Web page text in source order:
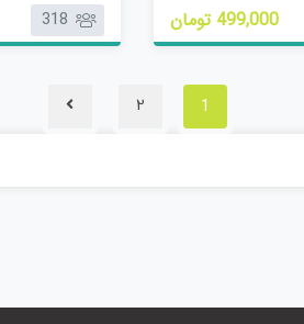
دوره شما هم می
چند ترفند به یکی از
همراه باشید.
499,000 تومان
ز
318
1
2